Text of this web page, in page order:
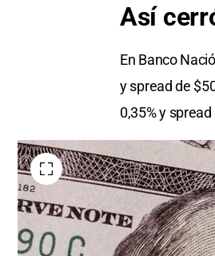
Así
En Banco
y spread de
0,35% y